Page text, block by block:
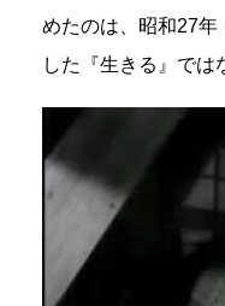
めたのは、昭和27年
した『生きる』では